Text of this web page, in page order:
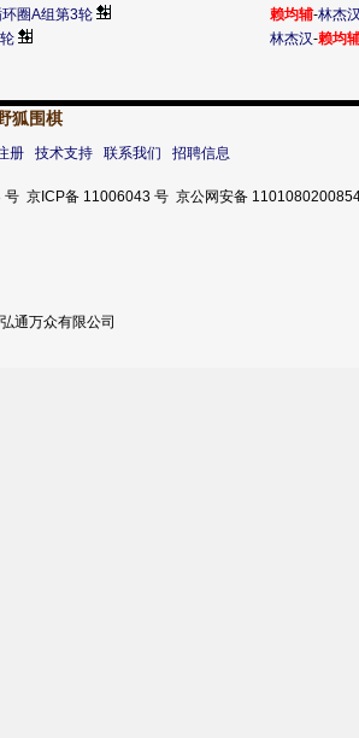
圈A组第3轮 赖均辅-林杰汉
林杰汉-赖均
狐围棋
册 技术支持 联系我们 招聘信息
号 京ICP备 11006043 号 京公网安备
通万众有限公司